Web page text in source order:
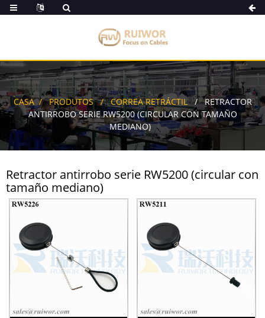
CASA PRODUTOS CORREA RETRÁCTIL
RETRACTOR
ANTIRROBO SERIE RW5200 (CIRCULAR CON TAMAÑO
MEDIANO)
Retractor antirrobo serie RW5200 (circular con
tamaño mediano)